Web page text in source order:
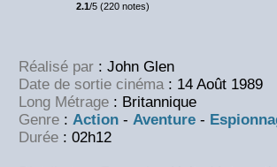
2.1/5 (220 notes)
Réalisé par : John Glen
Date de sortie cinéma : 14 Août 1989
Long Métrage : Britannique
Genre : Action - Aventure -
Durée : 02h12